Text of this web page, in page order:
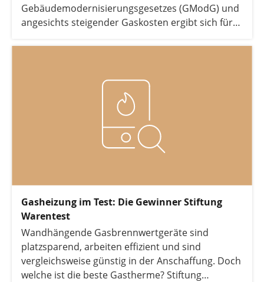
Gebäudemodernisierungsgesetzes (GModG) und
angesichts steigender Gaskosten ergibt sich für
Entwicklung der Gaspreise und erklären Ihnen,
warum die Wärmepumpe die insgesamt beste
Heizlösung der Zukunft ist.
Gasheizung im Test: Die Gewinner Stiftung
Warentest
Wandhängende Gasbrennwertgeräte sind
platzsparend, arbeiten effizient und sind
vergleichsweise günstig in der Anschaffung. Doch
welche ist die beste Gastherme? Stiftung